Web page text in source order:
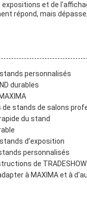
et de
répond, mais
personnalisés
durables
de stands de salons
du stand
d’exposition
personnalisés
de TRADESHOW
à MAXIMA et à